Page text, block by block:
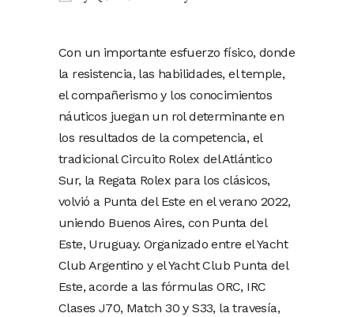
Con un importante esfuerzo físico, donde
la resistencia, las habilidades, el temple,
el compañerismo y los conocimientos
náuticos juegan un rol determinante en
los resultados de la competencia, el
tradicional Circuito Rolex del Atlántico
Sur, la Regata Rolex para los clásicos,
volvió a Punta del Este en el verano 2022,
uniendo Buenos Aires, con Punta del
Este, Uruguay. Organizado entre el Yacht
Club Argentino y el Yacht Club Punta del
Este, acorde a las fórmulas ORC, IRC
Clases J70, Match 30 y S33, la travesía,